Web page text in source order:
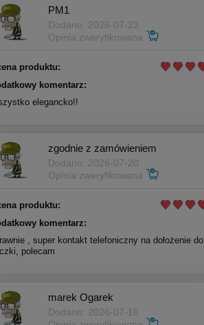
PM1
Dodano: 2026-07-23
Opinia zweryfikowana
produktu:
komentarz:
elegancko!!
zgodnie z zamówieniem
Dodano: 2026-07-20
Opinia zweryfikowana
produktu:
komentarz:
, super kontakt telefoniczny na dołożenie do
polecam
marek Ogarek
Dodano: 2026-07-16